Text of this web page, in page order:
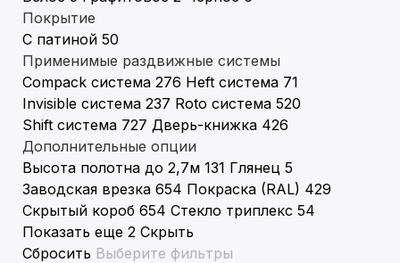
Покрытие
С патиной 50
Применимые раздвижные системы
Compack система 276 Heft система 71
Invisible система 237 Roto система 520
Shift система 727 Дверь-книжка 426
Дополнительные опции
Высота полотна до 2,7м 131 Глянец 5
Заводская врезка 654 Покраска (RAL) 429
Скрытый короб 654 Стекло триплекс 54
Показать еще 2 Скрыть
Сбросить Выберите фильтры